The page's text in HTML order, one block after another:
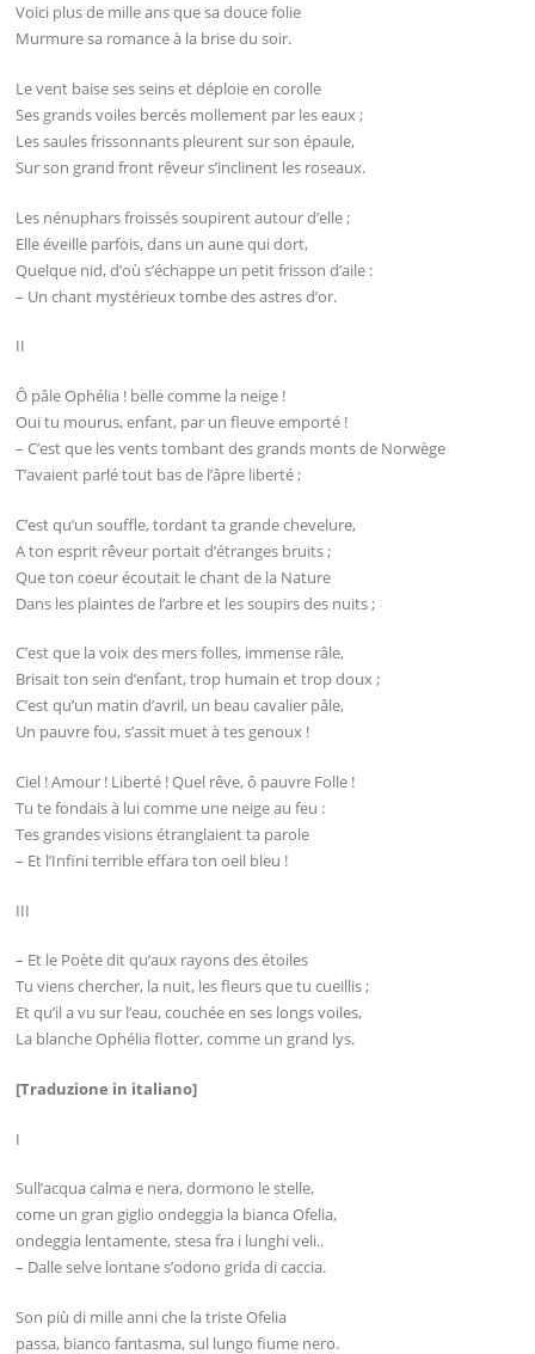
Voici plus de mille ans que sa douce folie
Murmure sa romance à la brise du soir.
Le vent baise ses seins et déploie en corolle
Ses grands voiles bercés mollement par les eaux ;
Les saules frissonnants pleurent sur son épaule,
Sur son grand front rêveur s’inclinent les roseaux.
Les nénuphars froissés soupirent autour d’elle ;
Elle éveille parfois, dans un aune qui dort,
Quelque nid, d’où s’échappe un petit frisson d’aile :
– Un chant mystérieux tombe des astres d’or.
II
Ô pâle Ophélia ! belle comme la neige !
Oui tu mourus, enfant, par un fleuve emporté !
– C’est que les vents tombant des grands monts de Norwège
T’avaient parlé tout bas de l’âpre liberté ;
C’est qu’un souffle, tordant ta grande chevelure,
A ton esprit rêveur portait d’étranges bruits ;
Que ton coeur écoutait le chant de la Nature
Dans les plaintes de l’arbre et les soupirs des nuits ;
C’est que la voix des mers folles, immense râle,
Brisait ton sein d’enfant, trop humain et trop doux ;
C’est qu’un matin d’avril, un beau cavalier pâle,
Un pauvre fou, s’assit muet à tes genoux !
Ciel ! Amour ! Liberté ! Quel rêve, ô pauvre Folle !
Tu te fondais à lui comme une neige au feu :
Tes grandes visions étranglaient ta parole
– Et l’Infini terrible effara ton oeil bleu !
III
– Et le Poète dit qu’aux rayons des étoiles
Tu viens chercher, la nuit, les fleurs que tu cueillis ;
Et qu’il a vu sur l’eau, couchée en ses longs voiles,
La blanche Ophélia flotter, comme un grand lys.
[Traduzione in italiano]
I
Sull’acqua calma e nera, dormono le stelle,
come un gran giglio ondeggia la bianca Ofelia,
ondeggia lentamente, stesa fra i lunghi veli..
– Dalle selve lontane s’odono grida di caccia.
Son più di mille anni che la triste Ofelia
passa, bianco fantasma, sul lungo fiume nero.